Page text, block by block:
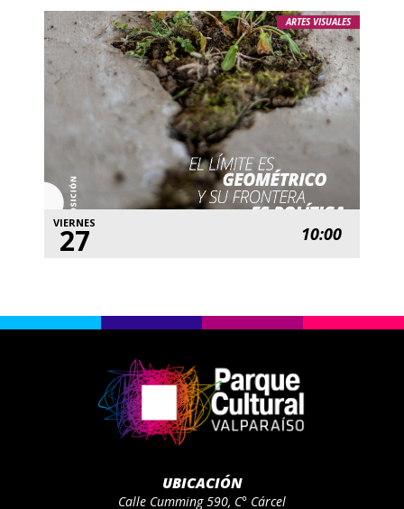
ARTES VISUALES
VIERNES
27 10:00
UBICACIÓN
Calle Cumming 590, C° Cárcel